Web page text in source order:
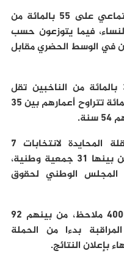
ويتوزع الناخبون حسب النوع الاجتماعي على 55 بالمائة من
من النساء، فيما يتوزعون حسب
الناخبين في الوسط الحضري مقابل
وبخصوص شرائح الأعمار، فإن 30 بالمائة من الناخبين تقل
أعمارهم عن 35 سنة، مقابل 43 بالمائة تتراوح أعمارهم بين 35
وستشارك في الملاحظة المستقلة المحايدة لانتخابات 7
أكتوبر 37 هيئة وطنية ودولية، من بينها 31 جمعية وطنية،
الوطني لحقوق
وستعبئ هذه الهيئات أزيد من 4000 ملاحظ، من بينهم 92
بدءا من الحملة
بإعلان النتائج.